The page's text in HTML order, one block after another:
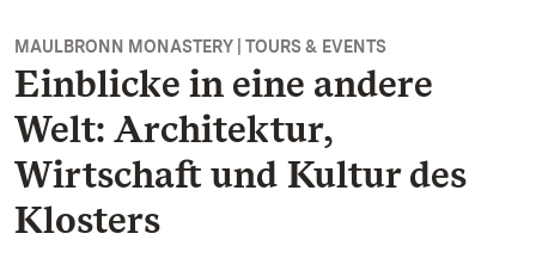
MAULBRONN MONASTERY | TOURS & EVENTS
Einblicke in eine andere
Welt: Architektur,
Wirtschaft und Kultur des
Klosters